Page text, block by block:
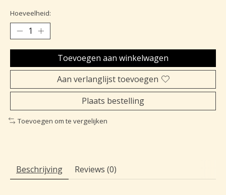
Hoeveelheid:
Toevoegen aan winkelwagen
Aan verlanglijst toevoegen
Plaats bestelling
Toevoegen om te vergelijken
Beschrijving Reviews (0)